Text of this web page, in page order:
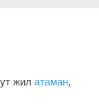
жилатаман,